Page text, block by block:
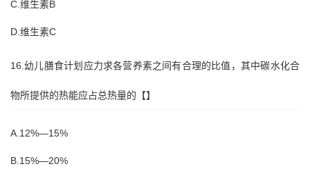
C.维生素B
D.维生素C
16.幼儿膳食计划应力求各营养素之间有合理的比值，其中碳水化合
物所提供的热能应占总热量的【】
A.12%—15%
B.15%—20%